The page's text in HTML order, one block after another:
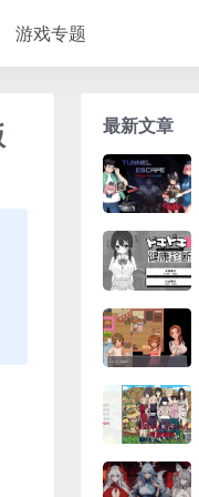
游戏专题
最新文章